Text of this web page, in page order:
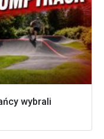
wybrali